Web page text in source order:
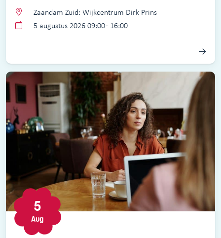
Zaandam Zuid: Wijkcentrum Dirk Prins
5 augustus 2026 09:00 - 16:00
5
Aug